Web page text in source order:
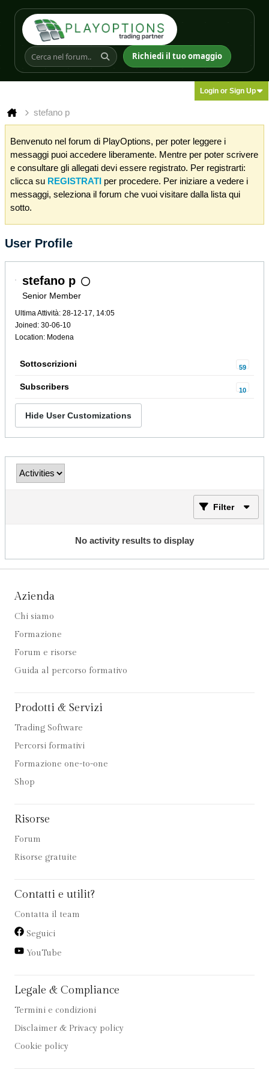
Richiedi il tuo omaggio
Login or Sign Up
stefano p
Benvenuto nel forum di PlayOptions, per poter leggere i
messaggi puoi accedere liberamente. Mentre per poter scrivere
e consultare gli allegati devi essere registrato. Per registrarti:
clicca su REGISTRATI per procedere. Per iniziare a vedere i
messaggi, seleziona il forum che vuoi visitare dalla lista qui
sotto.
User Profile
stefano p
Senior Member
Ultima Attività: 28-12-17, 14:05
Joined: 30-06-10
Location: Modena
Sottoscrizioni 59
Subscribers 10
Hide User Customizations
Filter
No activity results to display
Azienda
Chi siamo
Formazione
Forum e risorse
Guida al percorso formativo
Prodotti & Servizi
Trading Software
Percorsi formativi
Formazione one-to-one
Shop
Risorse
Forum
Risorse gratuite
Contatti e utilit?
Contatta il team
Seguici
YouTube
Legale & Compliance
Termini e condizioni
Disclaimer & Privacy policy
Cookie policy